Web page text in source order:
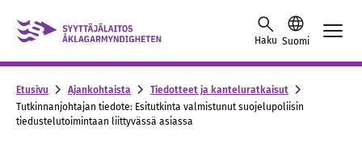
Skip to content -saavutettavuusohje
Haku Suomi
Etusivu Ajankohtaista
Tiedotteet ja kanteluratkaisut
Tutkinnanjohtajan tiedote: Esitutkinta valmistunut suojelupoliisin
tiedustelutoimintaan liittyvässä asiassa